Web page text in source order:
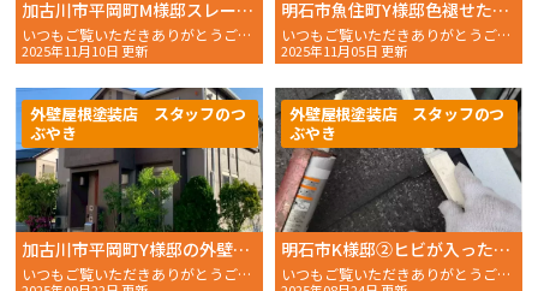
加古川市平岡町M様邸スレート屋根にカビが！塗装前に知っておくべきこと
いつもご覧いただきありがとうございます。おかちゃんペイントのスタッフMです。今回は、加古川市平岡……
2025年11月10日 更新
明石市魚住町Y様邸色褪せた屋根を遮熱塗装で好みのスタイルに変身！
いつもご覧いただきありがとうございます。おかちゃんペイントのスタッフMです。 以前、……
2025年11月05日 更新
加古川市平岡町Y様邸の外壁塗装・屋根塗装の施工事例を更新しました！
いつもご覧いただきありがとうございます。おかちゃんペイントのスタッフMです。 いつも……
外壁屋根塗装店 スタッフのつ
ぶやき
明石市K様邸②ヒビが入ったスレート屋根は塗装だけでは危険？後悔しない補修とは
いつもご覧いただきありがとうございます。おかちゃんペイントのスタッフMです。本日は、前回に引き続……
外壁屋根塗装店 スタッフのつ
ぶやき